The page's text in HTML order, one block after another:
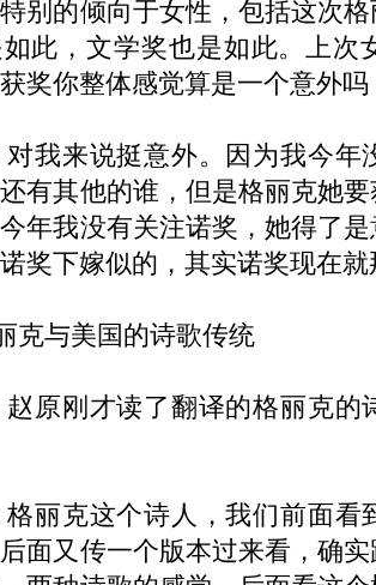
别的倾向于女性，包括这次
此，文学奖也是如此。上次
奖你整体感觉算是一个意外吗
对我来说挺意外。因为我今年
有其他的谁，但是格丽克她
年我没有关注诺奖，她得了
奖下嫁似的，其实诺奖现在就
克与美国的诗歌传统
赵原刚才读了翻译的格丽克的
格丽克这个诗人，我们前面看
面又传一个版本过来看，确